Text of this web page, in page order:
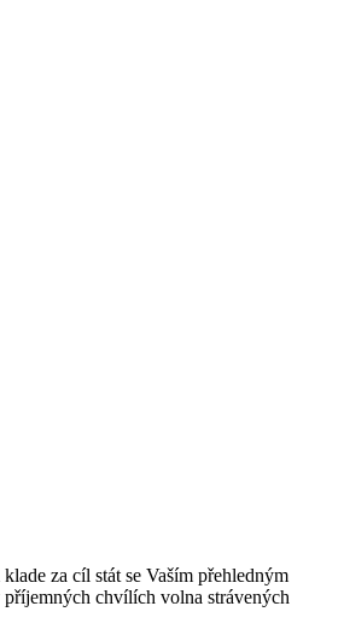
za cíl stát se Vaším přehledným
chvílích volna strávených